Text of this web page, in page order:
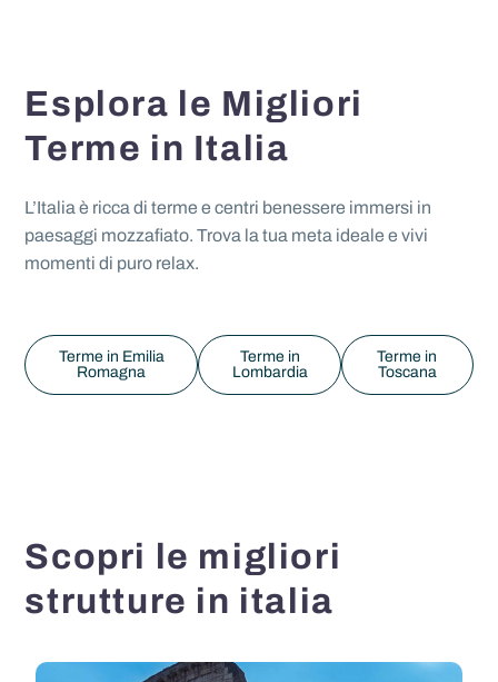
Esplora le Migliori
Terme in Italia
L’Italia è ricca di terme e centri benessere immersi in
paesaggi mozzafiato. Trova la tua meta ideale e vivi
momenti di puro relax.
Terme in Emilia
Romagna
Terme in
Lombardia
Terme in
Toscana
Scopri le migliori
strutture in italia